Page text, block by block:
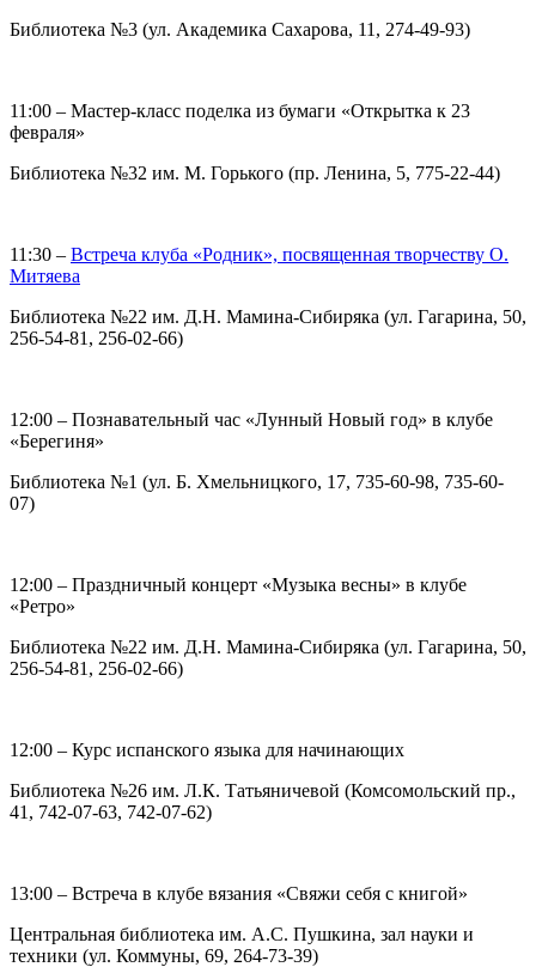
Библиотека №3 (ул. Академика Сахарова, 11, 274-49-93)
11:00 – Мастер-класс поделка из бумаги «Открытка к 23
февраля»
Библиотека №32 им. М. Горького (пр. Ленина, 5, 775-22-44)
11:30 – Встреча клуба «Родник», посвященная творчеству О.
Митяева
Библиотека №22 им. Д.Н. Мамина-Сибиряка (ул. Гагарина, 50,
256-54-81, 256-02-66)
12:00 – Познавательный час «Лунный Новый год» в клубе
«Берегиня»
Библиотека №1 (ул. Б. Хмельницкого, 17, 735-60-98, 735-60-
07)
12:00 – Праздничный концерт «Музыка весны» в клубе
«Ретро»
Библиотека №22 им. Д.Н. Мамина-Сибиряка (ул. Гагарина, 50,
256-54-81, 256-02-66)
12:00 – Курс испанского языка для начинающих
Библиотека №26 им. Л.К. Татьяничевой (Комсомольский пр.,
41, 742-07-63, 742-07-62)
13:00 – Встреча в клубе вязания «Свяжи себя с книгой»
Центральная библиотека им. А.С. Пушкина, зал науки и
техники (ул. Коммуны, 69, 264-73-39)